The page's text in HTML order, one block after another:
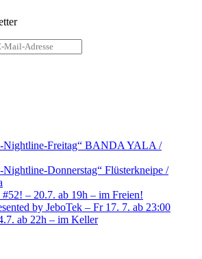
Nightline-Freitag“ BANDA YALA /
Nightline-Donnerstag“ Flüsterkneipe /
– 20.7. ab 19h – im Freien!
by JeboTek – Fr 17. 7. ab 23:00
ab 22h – im Keller